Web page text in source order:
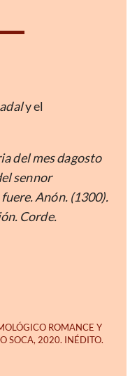
y el
del mes dagosto
sennor
Anón. (1300).
Corde.